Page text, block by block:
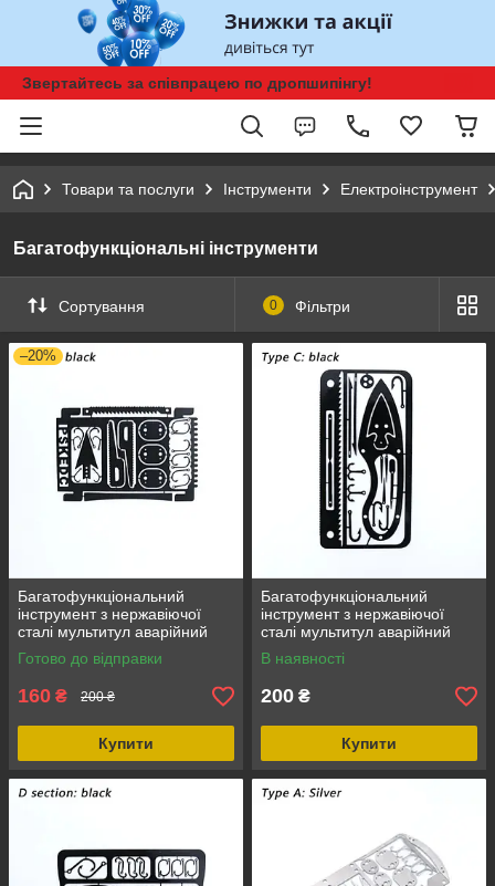
Звертайтесь за співпрацею по дропшипінгу!
Товари та послуги Інструменти Електроінструмент
Багатофункціональні інструменти
Сортування 0 Фільтри
–20%
Багатофункціональний
інструмент з нержавіючої
сталі мультитул аварійний
інструмент для кемпінгу
Кредитка-мульт, новий, Type
Готово до відправки
160 ₴ 200 ₴
Купити
Багатофункціональний
інструмент з нержавіючої
сталі мультитул аварійний
інструмент для кемпінгу
Кредитка-мульт, новий, Type
В наявності
200 ₴
Купити